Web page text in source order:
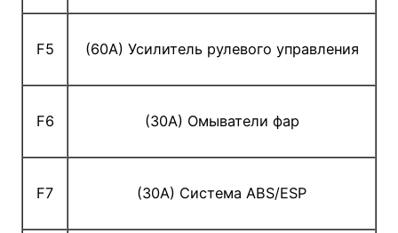
F5 (60A) Усилитель рулевого управления
F6 (30A) Омыватели фар
F7 (30A) Система ABS/ESP